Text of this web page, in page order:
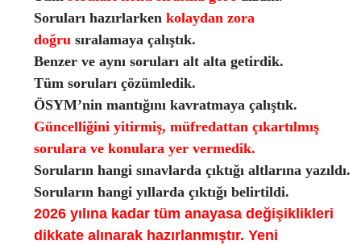
Soruları hazırlarken kolaydan zora
doğru sıralamaya çalıştık.
Benzer ve aynı soruları alt alta getirdik.
Tüm soruları çözümledik.
ÖSYM’nin mantığını kavratmaya çalıştık.
Güncelliğini yitirmiş, müfredattan çıkartılmış
sorulara ve konulara yer vermedik.
Soruların hangi sınavlarda çıktığı altlarına yazıldı.
Soruların hangi yıllarda çıktığı belirtildi.
2026 yılına kadar tüm anayasa değişiklikleri
dikkate alınarak hazırlanmıştır. Yeni